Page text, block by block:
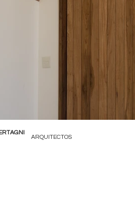
ARQUITECTOS